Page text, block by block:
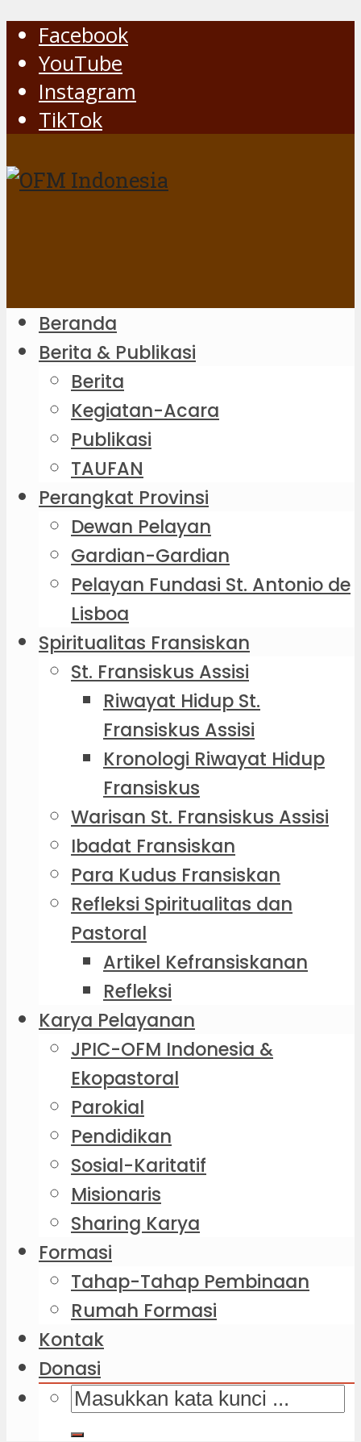
Facebook
YouTube
Instagram
TikTok
Beranda
Berita & Publikasi
Berita
Kegiatan-Acara
Publikasi
TAUFAN
Perangkat Provinsi
Dewan Pelayan
Gardian-Gardian
Pelayan Fundasi St. Antonio de
Lisboa
Spiritualitas Fransiskan
St. Fransiskus Assisi
Riwayat Hidup St.
Fransiskus Assisi
Kronologi Riwayat Hidup
Fransiskus
Warisan St. Fransiskus Assisi
Ibadat Fransiskan
Para Kudus Fransiskan
Refleksi Spiritualitas dan
Pastoral
Artikel Kefransiskanan
Refleksi
Karya Pelayanan
JPIC-OFM Indonesia &
Ekopastoral
Parokial
Pendidikan
Sosial-Karitatif
Misionaris
Sharing Karya
Formasi
Tahap-Tahap Pembinaan
Rumah Formasi
Kontak
Donasi